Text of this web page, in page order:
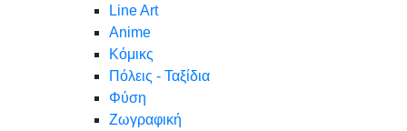
Line Art
Anime
Κόμικς
Πόλεις - Ταξίδια
Φύση
Ζωγραφική